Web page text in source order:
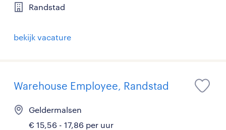
Randstad
bekijk vacature
Warehouse Employee, Randstad
Geldermalsen
€ 15,56 - 17,86 per uur